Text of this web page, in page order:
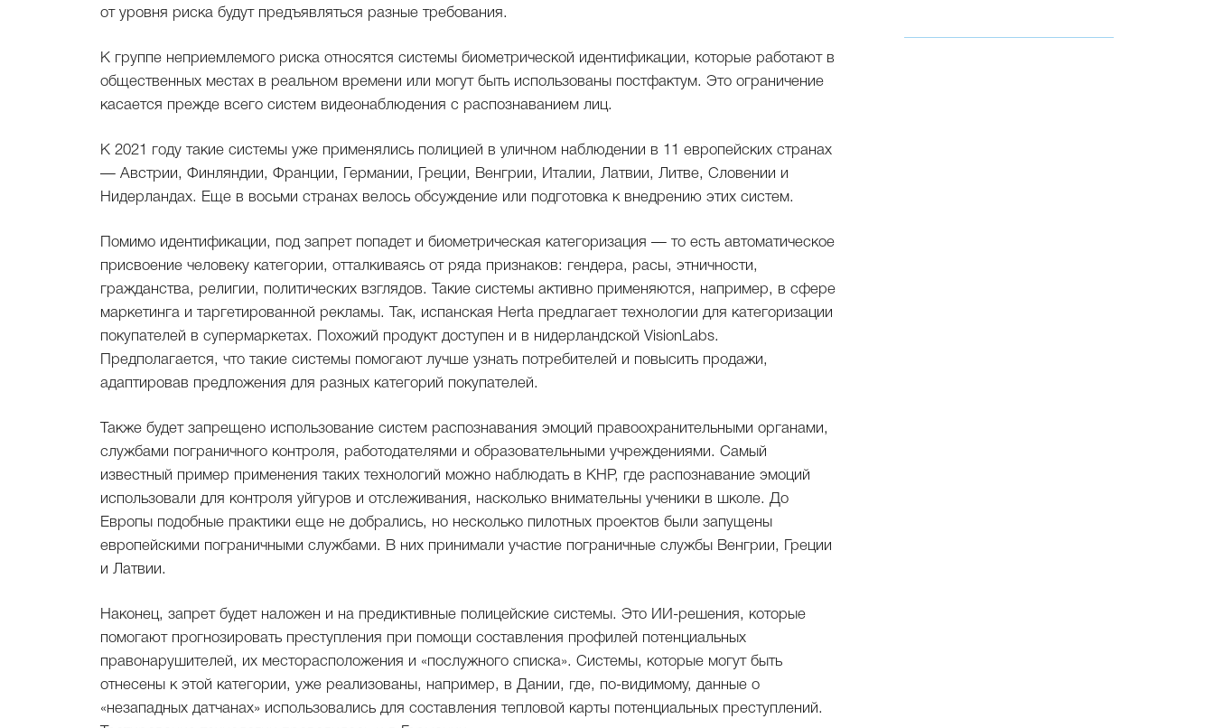
от уровня риска будут предъявляться разные требования.
К группе неприемлемого риска относятся системы биометрической идентификации, которые работают в
общественных местах в реальном времени или могут быть использованы постфактум. Это ограничение
касается прежде всего систем видеонаблюдения с распознаванием лиц.
К 2021 году такие системы уже применялись полицией в уличном наблюдении в 11 европейских странах
— Австрии, Финляндии, Франции, Германии, Греции, Венгрии, Италии, Латвии, Литве, Словении и
Нидерландах. Еще в восьми странах велось обсуждение или подготовка к внедрению этих систем.
Помимо идентификации, под запрет попадет и биометрическая категоризация — то есть автоматическое
присвоение человеку категории, отталкиваясь от ряда признаков: гендера, расы, этничности,
гражданства, религии, политических взглядов. Такие системы активно применяются, например, в сфере
маркетинга и таргетированной рекламы. Так, испанская Herta предлагает технологии для категоризации
покупателей в супермаркетах. Похожий продукт доступен и в нидерландской VisionLabs.
Предполагается, что такие системы помогают лучше узнать потребителей и повысить продажи,
адаптировав предложения для разных категорий покупателей.
Также будет запрещено использование систем распознавания эмоций правоохранительными органами,
службами пограничного контроля, работодателями и образовательными учреждениями. Самый
известный пример применения таких технологий можно наблюдать в КНР, где распознавание эмоций
использовали для контроля уйгуров и отслеживания, насколько внимательны ученики в школе. До
Европы подобные практики еще не добрались, но несколько пилотных проектов были запущены
европейскими пограничными службами. В них принимали участие пограничные службы Венгрии, Греции
и Латвии.
Наконец, запрет будет наложен и на предиктивные полицейские системы. Это ИИ-решения, которые
помогают прогнозировать преступления при помощи составления профилей потенциальных
правонарушителей, их месторасположения и «послужного списка». Системы, которые могут быть
отнесены к этой категории, уже реализованы, например, в Дании, где, по-видимому, данные о
«незападных датчанах» использовались для составления тепловой карты потенциальных преступлений.